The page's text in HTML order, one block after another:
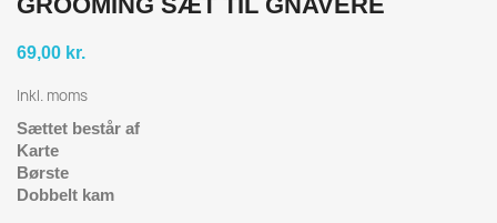
69,00 kr.
Inkl. moms
Sættet består af
Karte
Børste
Dobbelt kam